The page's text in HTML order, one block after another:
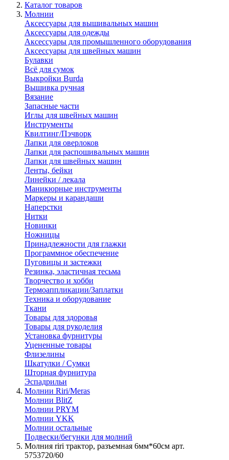
Каталог товаров
Молнии
Аксессуары для вышивальных машин
Аксессуары для одежды
Аксессуары для промышленного оборудования
Аксессуары для швейных машин
Булавки
Всё для сумок
Выкройки Burda
Вышивка ручная
Вязание
Запасные части
Иглы для швейных машин
Инструменты
Квилтинг/Пэчворк
Лапки для оверлоков
Лапки для распошивальных машин
Лапки для швейных машин
Ленты, бейки
Линейки / лекала
Маникюрные инструменты
Маркеры и карандаши
Наперстки
Нитки
Новинки
Ножницы
Принадлежности для глажки
Программное обеспечение
Пуговицы и застежки
Резинка, эластичная тесьма
Творчество и хобби
Термоаппликации/Заплатки
Техника и оборудование
Ткани
Товары для здоровья
Товары для рукоделия
Установка фурнитуры
Уцененные товары
Флизелины
Шкатулки / Сумки
Шторная фурнитура
Эспадрильи
Молнии Riri/Meras
Молнии BlitZ
Молнии PRYM
Молнии YKK
Молнии остальные
Подвески/бегунки для молний
Молния riri трактор, разъемная 6мм*60см арт.
5753720/60